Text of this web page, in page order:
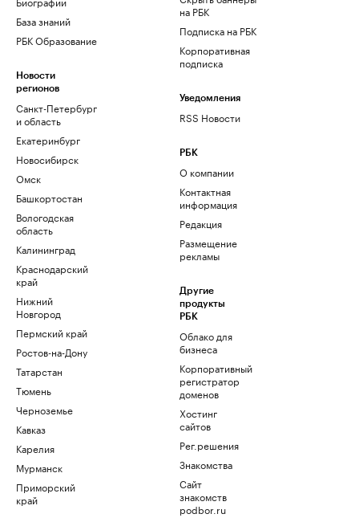
База знаний
РБК Образование
Новости
регионов
Санкт-Петербург
и область
Екатеринбург
Новосибирск
Омск
Башкортостан
Вологодская
область
Калининград
Краснодарский
край
Нижний
Новгород
Пермский край
Ростов-на-Дону
Татарстан
Тюмень
Черноземье
Кавказ
Карелия
Мурманск
Приморский
край
на РБК
Подписка на РБК
Корпоративная
подписка
Уведомления
RSS Новости
РБК
О компании
Контактная
информация
Редакция
Размещение
рекламы
Другие
продукты
РБК
Облако для
бизнеса
Корпоративный
регистратор
доменов
Хостинг
сайтов
Рег.решения
Знакомства
Сайт
знакомств
podbor.ru